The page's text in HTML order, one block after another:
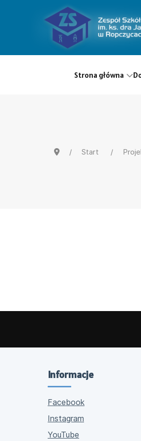
Strona główna
Start
Informacje
Facebook
Instagram
YouTube